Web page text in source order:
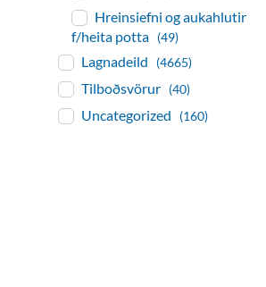
Hreinsiefni og aukahlutir
f/heita potta (49)
Lagnadeild (4665)
Tilboðsvörur (40)
Uncategorized (160)